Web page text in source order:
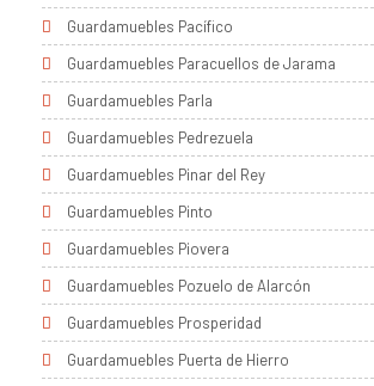
Guardamuebles Pacífico
Guardamuebles Paracuellos de Jarama
Guardamuebles Parla
Guardamuebles Pedrezuela
Guardamuebles Pinar del Rey
Guardamuebles Pinto
Guardamuebles Piovera
Guardamuebles Pozuelo de Alarcón
Guardamuebles Prosperidad
Guardamuebles Puerta de Hierro